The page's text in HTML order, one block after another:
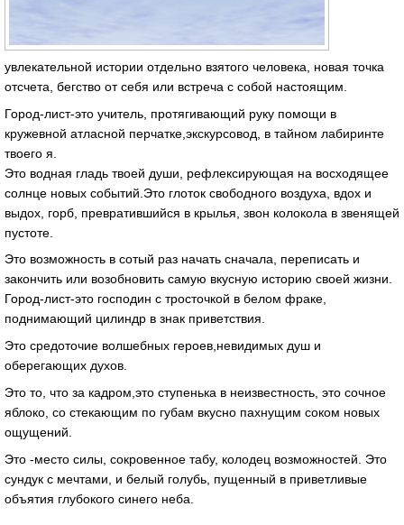
увлекательной истории отдельно взятого человека, новая точка
отсчета, бегство от себя или встреча с собой настоящим.
Город-лист-это учитель, протягивающий руку помощи в
кружевной атласной перчатке,экскурсовод, в тайном лабиринте
твоего я.
Это водная гладь твоей души, рефлексирующая на восходящее
солнце новых событий.Это глоток свободного воздуха, вдох и
выдох, горб, превратившийся в крылья, звон колокола в звенящей
пустоте.
Это возможность в сотый раз начать сначала, переписать и
закончить или возобновить самую вкусную историю своей жизни.
Город-лист-это господин с тросточкой в белом фраке,
поднимающий цилиндр в знак приветствия.
Это средоточие волшебных героев,невидимых душ и
оберегающих духов.
Это то, что за кадром,это ступенька в неизвестность, это сочное
яблоко, со стекающим по губам вкусно пахнущим соком новых
ощущений.
Это -место силы, сокровенное табу, колодец возможностей. Это
сундук с мечтами, и белый голубь, пущенный в приветливые
объятия глубокого синего неба.